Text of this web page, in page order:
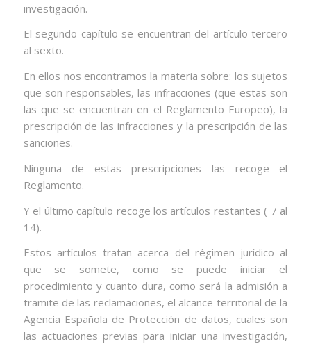
investigación.
El segundo capítulo se encuentran del artículo tercero
al sexto.
En ellos nos encontramos la materia sobre: los sujetos
que son responsables, las infracciones (que estas son
las que se encuentran en el Reglamento Europeo), la
prescripción de las infracciones y la prescripción de las
sanciones.
Ninguna de estas prescripciones las recoge el
Reglamento.
Y el último capítulo recoge los artículos restantes ( 7 al
14).
Estos artículos tratan acerca del régimen jurídico al
que se somete, como se puede iniciar el
procedimiento y cuanto dura, como será la admisión a
tramite de las reclamaciones, el alcance territorial de la
Agencia Española de Protección de datos, cuales son
las actuaciones previas para iniciar una investigación,